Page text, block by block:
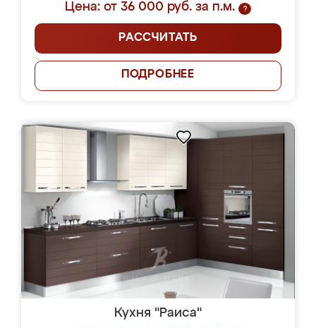
Цена: от 36 000 руб. за п.м.
?
РАССЧИТАТЬ
ПОДРОБНЕЕ
Кухня "Раиса"